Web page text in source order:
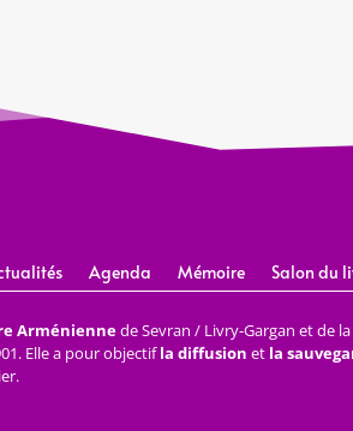
Agenda Mémoire Salon du
Arméniennede Sevran / Livry-Gargan et de
Elle a pour objectifla diffusion et la